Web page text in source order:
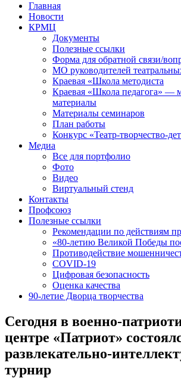
Главная
Новости
КРМЦ
Документы
Полезные ссылки
Форма для обратной связи/
МО руководителей
Краевая «Школа методиста
Краевая «Школа педагога» —
материалы
Материалы семинаров
План работы
Конкурс «Театр-творчество-
Медиа
Все для портфолио
Фото
Видео
Виртуальный стенд
Контакты
Профсоюз
Полезные ссылки
Рекомендации по действиям
«80-летию Великой Победы
Противодействие
COVID-19
Цифровая безопасность
Оценка качества
90-летие Дворца творчества
Сегодня в военно-
центре «Патриот»
развлекательно-
турнир